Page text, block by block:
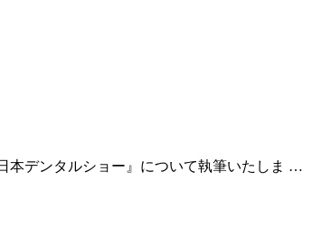
本デンタルショー』について執筆いたしま …